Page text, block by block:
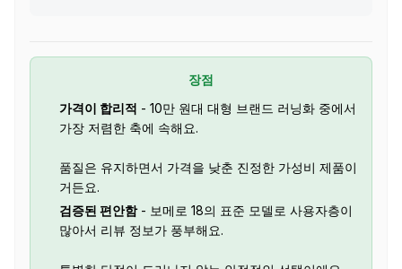
장점
가격이 합리적 - 10만 원대 대형 브랜드 러닝화 중에서
가장 저렴한 축에 속해요.
품질은 유지하면서 가격을 낮춘 진정한 가성비 제품이
거든요.
검증된 편안함- 보메로 18의 표준 모델로 사용자층이
많아서 리뷰 정보가 풍부해요.